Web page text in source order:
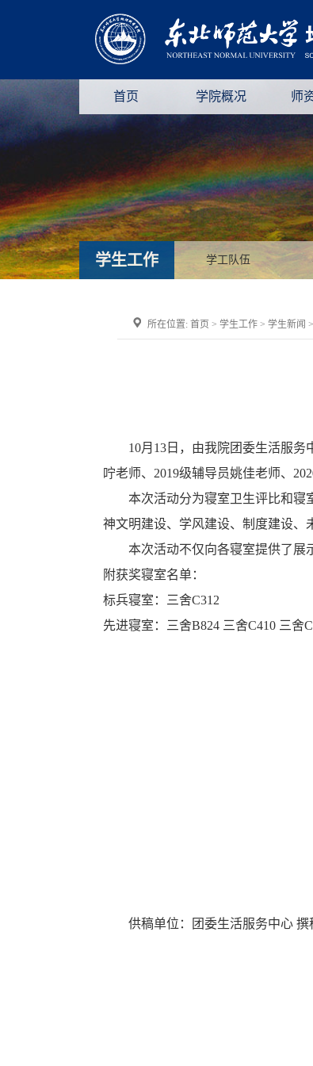
首页 学院概况 师
学生工作 学工队伍
所在位置: 首页 > 学生工作 > 学生新闻
10月 13日 ，由我院团委生活服务
咛老师、2019级辅导员姚佳老师、
本次活动分为寝室卫生评比和寝
神文明建设、学风建设、制度建设、
本次活动不仅向各寝室提供了展
附获奖寝室名单：
标兵寝室 ： 三舍C312
先进寝室 ： 三舍B824 三舍C410 三舍
供稿单位：团委生活服务中心